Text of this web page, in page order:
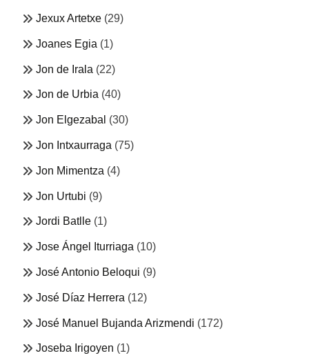
Jexux Artetxe (29)
Joanes Egia (1)
Jon de Irala (22)
Jon de Urbia (40)
Jon Elgezabal (30)
Jon Intxaurraga (75)
Jon Mimentza (4)
Jon Urtubi (9)
Jordi Batlle (1)
Jose Ángel Iturriaga (10)
José Antonio Beloqui (9)
José Díaz Herrera (12)
José Manuel Bujanda Arizmendi (172)
Joseba Irigoyen (1)